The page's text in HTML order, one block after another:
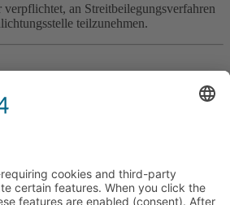
an Streitbeilegungsverfahren
teilzunehmen.